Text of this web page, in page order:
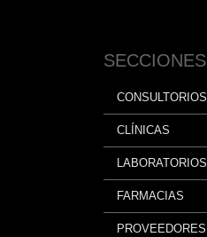
Podología
Cumaná
SECCIONES
CONSULTORIOS
CLÍNICAS
LABORATORIOS
FARMACIAS
PROVEEDORES